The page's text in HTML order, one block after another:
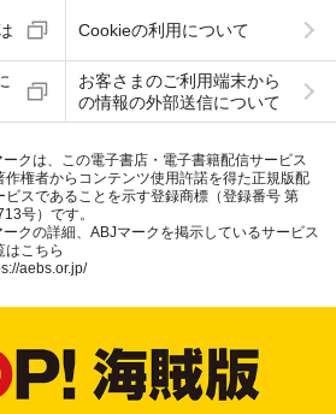
Cookieの利用について
お客さまのご利用端末から
の情報の外部送信について
ークは、この電子書店・電子書籍配信サービス
作権者からコンテンツ使用許諾を得た正規版配
ビスであることを示す登録商標（登録番号 第
号）です。
ークの詳細、ABJマークを掲示しているサービス
はこちら
aebs.or.jp/